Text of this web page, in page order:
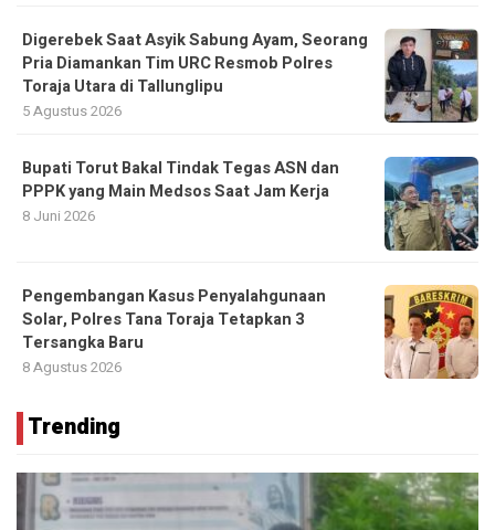
Digerebek Saat Asyik Sabung Ayam, Seorang
Pria Diamankan Tim URC Resmob Polres
Toraja Utara di Tallunglipu ​
5 Agustus 2026
Bupati Torut Bakal Tindak Tegas ASN dan
PPPK yang Main Medsos Saat Jam Kerja
8 Juni 2026
Pengembangan Kasus Penyalahgunaan
Solar, Polres Tana Toraja Tetapkan 3
Tersangka Baru
8 Agustus 2026
Trending